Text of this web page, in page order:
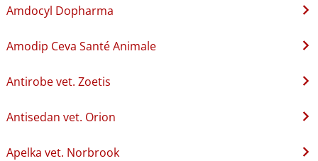
Amdocyl Dopharma
Amodip Ceva Santé Animale
Antirobe vet. Zoetis
Antisedan vet. Orion
Apelka vet. Norbrook